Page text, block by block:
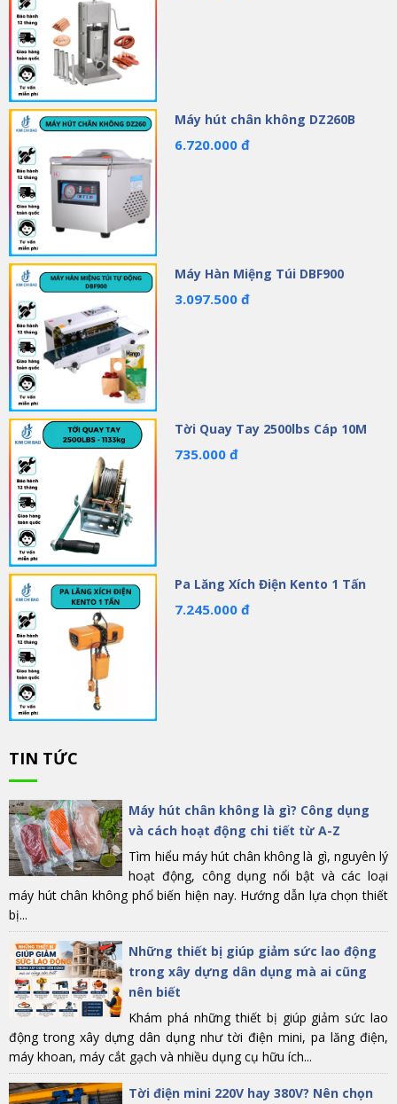
Máy hút chân không DZ260B
6.720.000 đ
Máy Hàn Miệng Túi DBF900
3.097.500 đ
Tời Quay Tay 2500lbs Cáp 10M
735.000 đ
Pa Lăng Xích Điện Kento 1 Tấn
7.245.000 đ
TIN TỨC
Máy hút chân không là gì? Công dụng
và cách hoạt động chi tiết từ A-Z
Tìm hiểu máy hút chân không là gì, nguyên lý
hoạt động, công dụng nổi bật và các loại
máy hút chân không phổ biến hiện nay. Hướng dẫn lựa chọn thiết
bị...
Những thiết bị giúp giảm sức lao động
trong xây dựng dân dụng mà ai cũng
nên biết
Khám phá những thiết bị giúp giảm sức lao
động trong xây dựng dân dụng như tời điện mini, pa lăng điện,
máy khoan, máy cắt gạch và nhiều dụng cụ hữu ích...
Tời điện mini 220V hay 380V? Nên chọn